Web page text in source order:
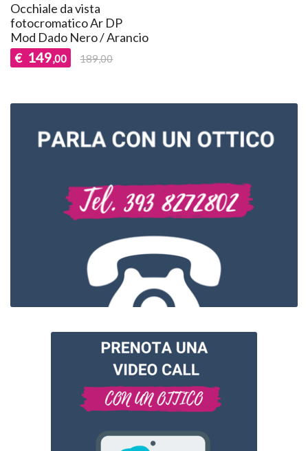
Occhiale da vista
fotocromatico Ar DP
Mod Dado Nero / Arancio
€ 149,00 189,00